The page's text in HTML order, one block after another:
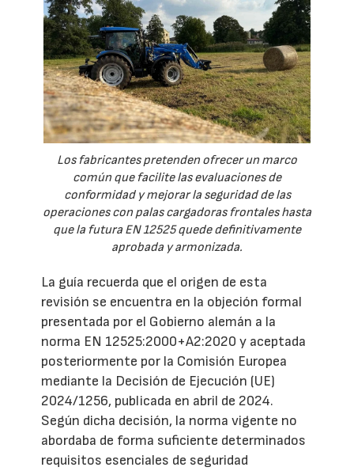
Los fabricantes pretenden ofrecer un marco
común que facilite las evaluaciones de
conformidad y mejorar la seguridad de las
operaciones con palas cargadoras frontales hasta
que la futura EN 12525 quede definitivamente
aprobada y armonizada.
La guía recuerda que el origen de esta
revisión se encuentra en la objeción formal
presentada por el Gobierno alemán a la
norma EN 12525:2000+A2:2020 y aceptada
posteriormente por la Comisión Europea
mediante la Decisión de Ejecución (UE)
2024/1256, publicada en abril de 2024.
Según dicha decisión, la norma vigente no
abordaba de forma suficiente determinados
requisitos esenciales de seguridad